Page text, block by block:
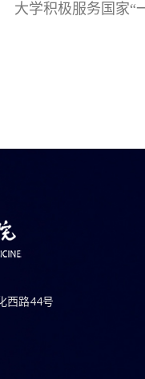
大学积极服务国家“
西路44号